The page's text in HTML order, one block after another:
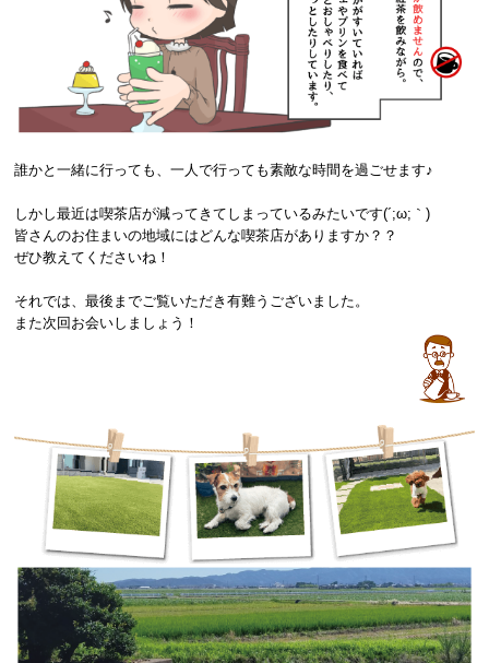
誰かと一緒に行っても、一人で行っても素敵な時間を過ごせます♪
しかし最近は喫茶店が減ってきてしまっているみたいです(´;ω;｀)
皆さんのお住まいの地域にはどんな喫茶店がありますか？？
ぜひ教えてくださいね！
それでは、最後までご覧いただき有難うございました。
また次回お会いしましょう！